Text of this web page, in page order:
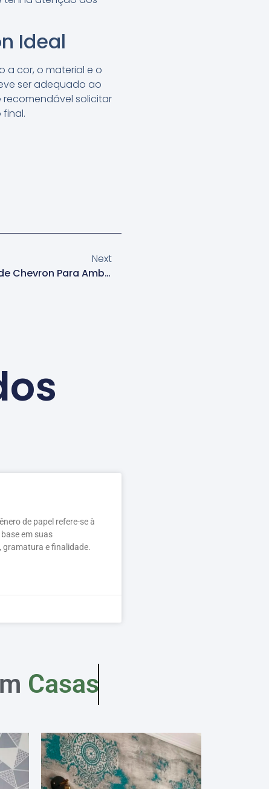
Ideal
a cor, o material e o
ser adequado ao
solicitar
Next
Instalador De Papel De Parede Chevron Para Ambientes Em Alphaville
de papel refere-se à
em suas
e finalidade.
Casas